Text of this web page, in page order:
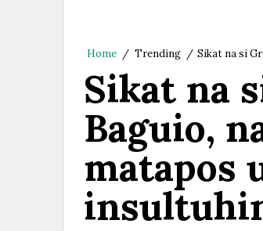
Home / Trending / Sikat na si
Sikat na
Baguio,
matapos